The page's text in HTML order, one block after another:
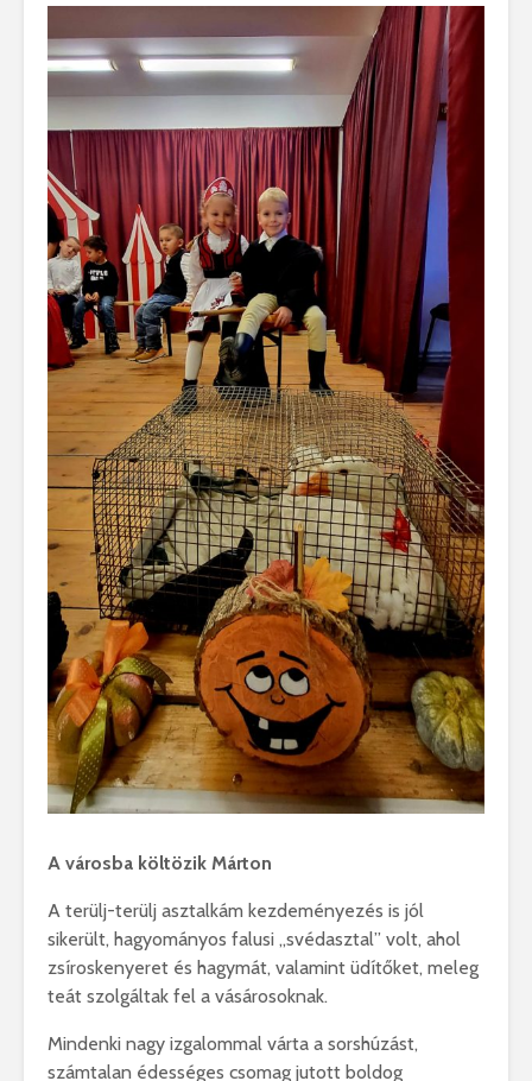
A városba költözik Márton
A terülj-terülj asztalkám kezdeményezés is jól
sikerült, hagyományos falusi ,,svédasztal” volt, ahol
zsíroskenyeret és hagymát, valamint üdítőket, meleg
teát szolgáltak fel a vásárosoknak.
Mindenki nagy izgalommal várta a sorshúzást,
számtalan édességes csomag jutott boldog